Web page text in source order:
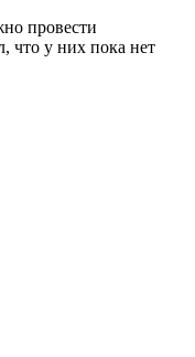
провести
что у них пока нет